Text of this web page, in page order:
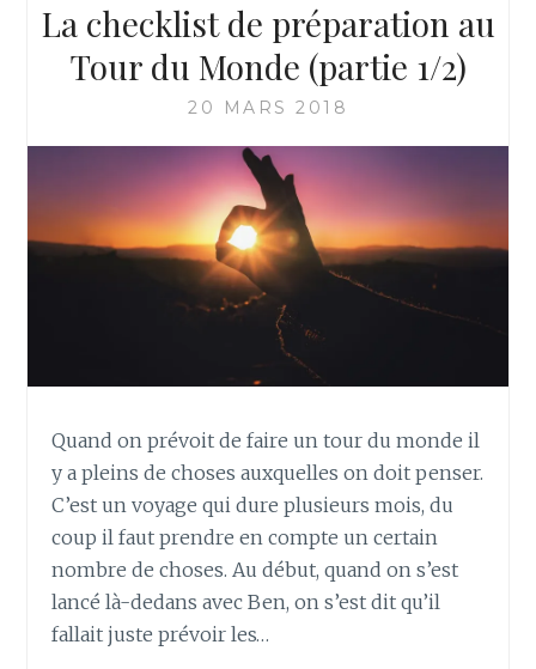
La checklist de préparation au
Tour du Monde (partie 1/2)
20 MARS 2018
Quand on prévoit de faire un tour du monde il
y a pleins de choses auxquelles on doit penser.
C’est un voyage qui dure plusieurs mois, du
coup il faut prendre en compte un certain
nombre de choses. Au début, quand on s’est
lancé là-dedans avec Ben, on s’est dit qu’il
fallait juste prévoir les…